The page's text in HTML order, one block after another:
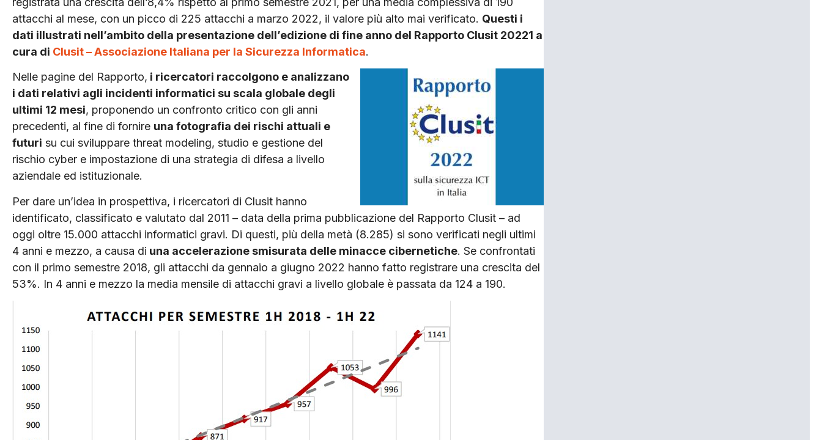
attacchi al mese, con un picco di 225 attacchi a marzo 2022, il valore più alto mai verificato. Questi i
dati illustrati nell’ambito della presentazione dell’edizione di fine anno del Rapporto Clusit 20221 a
cura di Clusit – Associazione Italiana per la Sicurezza Informatica.
Nelle pagine del Rapporto, i ricercatori raccolgono e analizzano
i dati relativi agli incidenti informatici su scala globale degli
ultimi 12 mesi, proponendo un confronto critico con gli anni
precedenti, al fine di fornire una fotografia dei rischi attuali e
futuri su cui sviluppare threat modeling, studio e gestione del
rischio cyber e impostazione di una strategia di difesa a livello
aziendale ed istituzionale.
Per dare un’idea in prospettiva, i ricercatori di Clusit hanno
identificato, classificato e valutato dal 2011 – data della prima pubblicazione del Rapporto Clusit – ad
oggi oltre 15.000 attacchi informatici gravi. Di questi, più della metà (8.285) si sono verificati negli ultimi
4 anni e mezzo, a causa di una accelerazione smisurata delle minacce cibernetiche. Se confrontati
con il primo semestre 2018, gli attacchi da gennaio a giugno 2022 hanno fatto registrare una crescita del
53%. In 4 anni e mezzo la media mensile di attacchi gravi a livello globale è passata da 124 a 190.